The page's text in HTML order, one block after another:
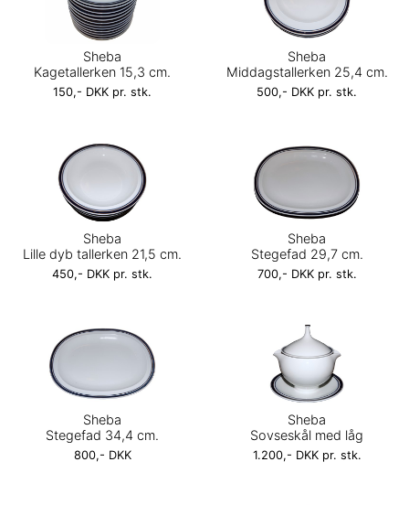
Sheba
Kagetallerken 15,3 cm.
150,- DKK pr. stk.
Sheba
Middagstallerken 25,4 cm.
500,- DKK pr. stk.
Sheba
Lille dyb tallerken 21,5 cm.
450,- DKK pr. stk.
Sheba
Stegefad 29,7 cm.
700,- DKK pr. stk.
Sheba
Stegefad 34,4 cm.
800,- DKK
Sheba
Sovseskål med låg
1.200,- DKK pr. stk.